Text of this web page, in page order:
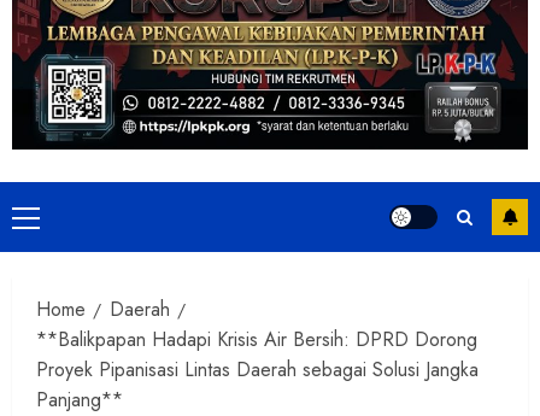
Primary
Menu
Home
Daerah
**Balikpapan Hadapi Krisis Air Bersih: DPRD Dorong
Proyek Pipanisasi Lintas Daerah sebagai Solusi Jangka
Panjang**